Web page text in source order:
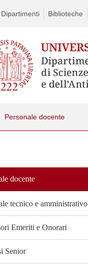
Dipartimenti Biblioteche
Personale docente
docente
tecnico e amministrativo
Emeriti e Onorari
Senior